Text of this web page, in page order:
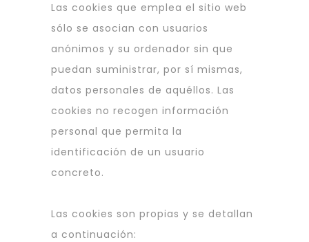
Las cookies que emplea el sitio web
sólo se asocian con usuarios
anónimos y su ordenador sin que
puedan suministrar, por sí mismas,
datos personales de aquéllos. Las
cookies no recogen información
personal que permita la
identificación de un usuario
concreto.
Las cookies son propias y se detallan
a continuación: